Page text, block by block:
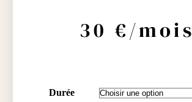
30 €/mois
Durée